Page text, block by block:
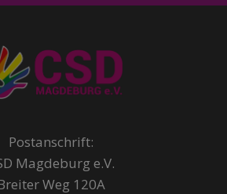
Postanschrift:
Magdeburg e.V.
Weg 120A